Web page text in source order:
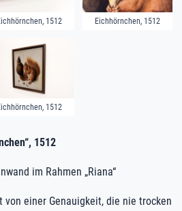
1512 Eichhörnchen, 1512
1512
1512
im Rahmen „Riana“
von einer Genauigkeit, die nie trocken